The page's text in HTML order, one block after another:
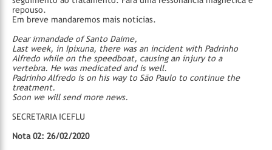
repouso.
Em breve mandaremos mais notícias.
Dear irmandade of Santo Daime,
Last week, in Ipixuna, there was an incident with Padrinho
Alfredo while on the speedboat, causing an injury to a
vertebra. He was medicated and is well.
Padrinho Alfredo is on his way to São Paulo to continue the
treatment.
Soon we will send more news.
SECRETARIA ICEFLU
Nota 02: 26/02/2020